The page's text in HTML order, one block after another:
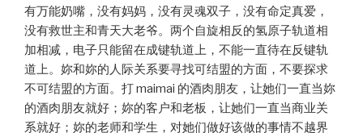
有万能奶嘴，没有妈妈，没有灵魂双子，没有命定真爱，
没有救世主和青天大老爷。两个自旋相反的氢原子轨道相
加相减，电子只能留在成键轨道上，不能一直待在反键轨
道上。妳和妳的人际关系要寻找可结盟的方面，不要探求
不可结盟的方面。打 maimai 的酒肉朋友，让她们一直当妳
的酒肉朋友就好；妳的客户和老板，让她们一直当商业关
系就好；妳的老师和学生，对她们做好该做的事情不越界